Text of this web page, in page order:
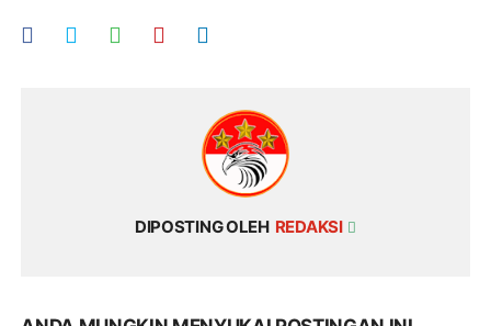
DIPOSTING OLEH REDAKSI